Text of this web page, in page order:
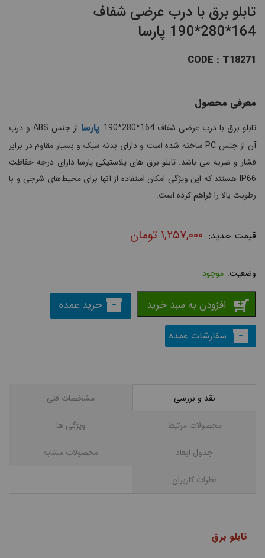
تابلو برق با درب عرضی شفاف
164*280*190 پارسا
CODE : T18271
معرفی محصول
تابلو برق با درب عرضی شفاف 164*280*190 پارسا
از جنس ABS و درب
آن از جنس PC ساخته شده است و دارای بدنه سبک و بسیار مقاوم در برابر
فشار و ضربه می باشد. تابلو برق های پلاستیکی پارسا دارای درجه حفاظت
IP66 هستند که این ویژگی امکان استفاده از آنها برای محیط‌های شرجی و با
رطوبت بالا را فراهم کرده است.
۱,۲۵۷,۰۰۰ تومان
موجود
افزودن به سبد خرید خرید عمده
سفارشات عمده
نقد و بررسی مشخصات فنی
محصولات مرتبط ویژگی ها
جدول ابعاد محصولات مشابه
نظرات کاربران
تابلو برق